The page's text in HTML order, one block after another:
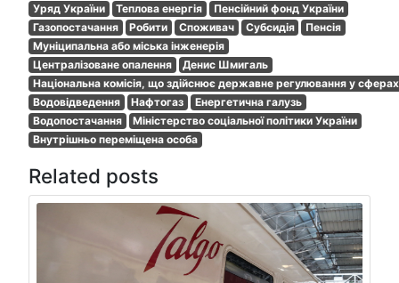
Уряд України
Теплова енергія
Пенсійний фонд України
Газопостачання
Робити Споживач Субсидія
Пенсія
Муніципальна або міська інженерія
Централізоване опалення
Денис Шмигаль
Національна комісія, що здійснює державне регулювання у
Водовідведення
Нафтогаз
Енергетична галузь
Водопостачання
Міністерство соціальної політики України
Внутрішньо переміщена особа
Related posts